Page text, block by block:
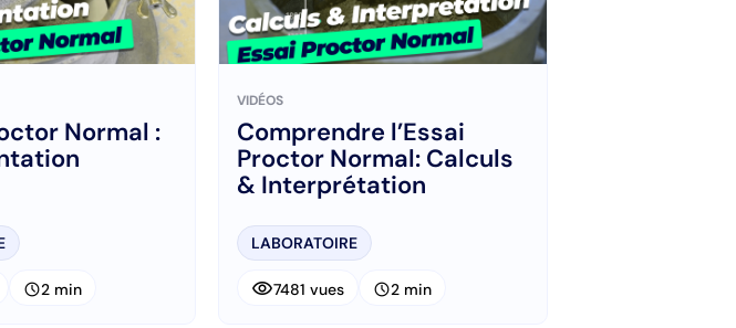
Normal :
schedule2 min
VIDÉOS
Comprendre l’Essai
Proctor Normal: Calculs
& Interprétation
LABORATOIRE
visibility7481 vues schedule2 min